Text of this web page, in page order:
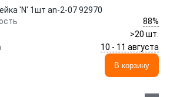
'N' 1шт an-2-07 92970
88%
>20 шт.
10 - 11 августа
В корзину